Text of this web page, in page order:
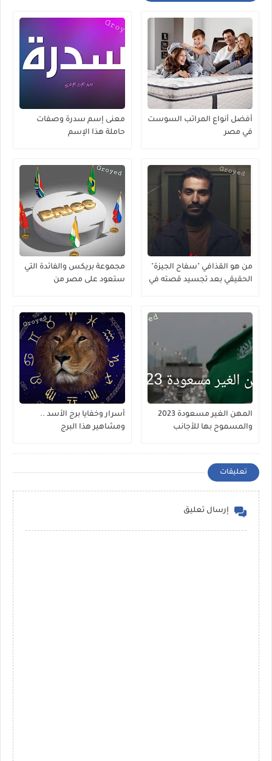
أفضل أنواع المراتب السوست
في مصر
معنى إسم سدرة وصفات
حاملة هذا الإسم
من هو القذافي "سفاح الجيزة"
الحقيقي بعد تجسيد قصته في
مجموعة بريكس والفائدة التي
ستعود على مصر من
المهن الغير مسعودة 2023
والمسموح بها للأجانب
أسرار وخفايا برج الأسد ..
ومشاهير هذا البرج
تعليقات
إرسال تعليق